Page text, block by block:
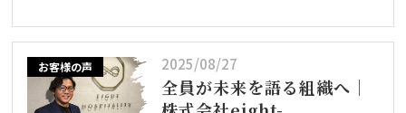
お客様の声 2025/08/27
全員が未来を語る組織へ｜